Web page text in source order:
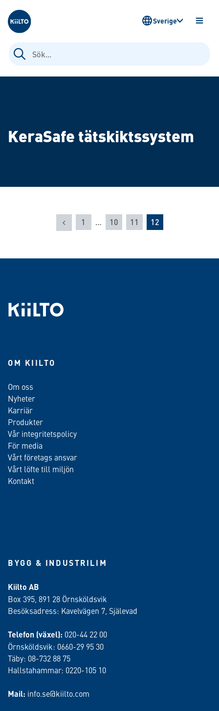
Kiilto Sweden
Sök
efter:
Sverige
KeraSafe tätskiktssystem
Tidigare
1 … 10 11 12
OM KIILTO
Om oss
Nyheter
Karriär
Produkter
Vår integritetspolicy
För media
Vårt företags ansvar
Vårt löfte till miljön
Kontakt
BYGG & INDUSTRILIM
Kiilto AB
Box 395, 891 28 Örnsköldsvik
Besöksadress: Kavelvägen 7, Själevad
Telefon (växel): 020-44 22 00
Örnsköldsvik: 0660-29 95 30
Täby: 08-732 88 75
Hallstahammar: 0220-105 10
Mail: info.se@kiilto.com